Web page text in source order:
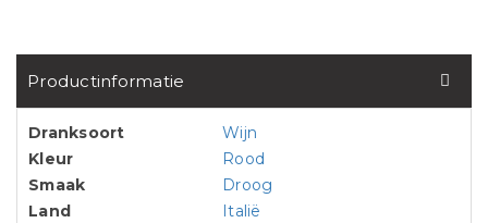
Productinformatie
Dranksoort
Wijn
Kleur
Rood
Smaak
Droog
Land
Italië